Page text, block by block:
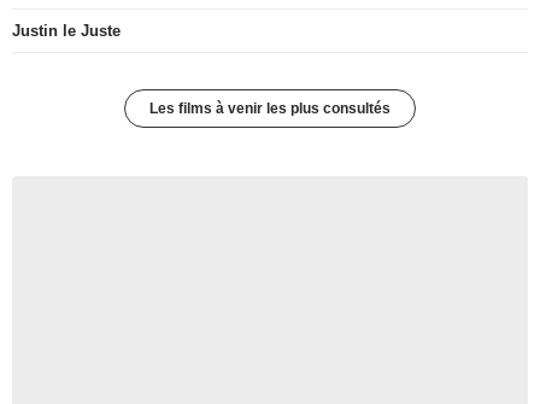
Justin le Juste
Les films à venir les plus consultés